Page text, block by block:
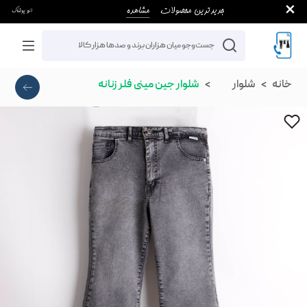
خانه شلوار شلوار جین مینی فلر زنانه